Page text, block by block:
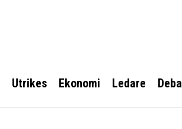
Utrikes Ekonomi Ledare